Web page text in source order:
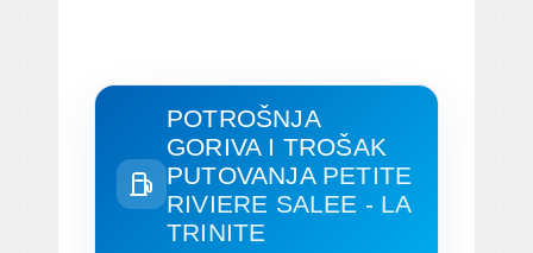
POTROŠNJA
GORIVA I TROŠAK
PUTOVANJA PETITE
RIVIERE SALEE - LA
TRINITE